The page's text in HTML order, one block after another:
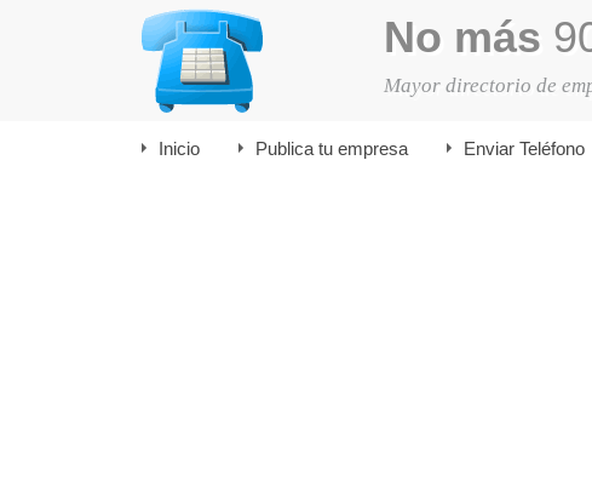
No más
Mayor directorio de
Inicio Publica tu empresa Enviar Teléfono